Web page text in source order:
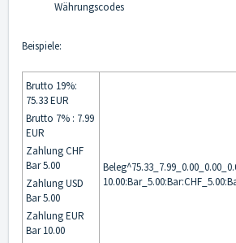
Währungscodes
Beispiele:
Brutto 19%:
75.33 EUR
Brutto 7% : 7.99
EUR
Zahlung CHF
Bar 5.00
Zahlung USD
Bar 5.00
Zahlung EUR
Bar 10.00